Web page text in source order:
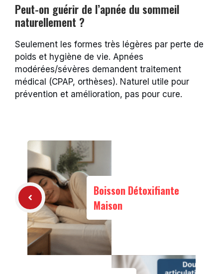
Peut-on guérir de l’apnée du sommeil
naturellement ?
Seulement les formes très légères par perte de
poids et hygiène de vie. Apnées
modérées/sévères demandent traitement
médical (CPAP, orthèses). Naturel utile pour
prévention et amélioration, pas pour cure.
Boisson Détoxifiante
Maison